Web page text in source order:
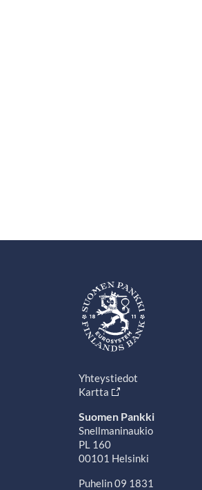
Yhteystiedot
Kartta
Suomen Pankki
Snellmaninaukio
PL 160
00101 Helsinki
Puhelin 09 1831